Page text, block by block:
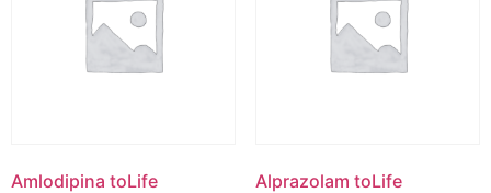
Amlodipina toLife Alprazolam toLife